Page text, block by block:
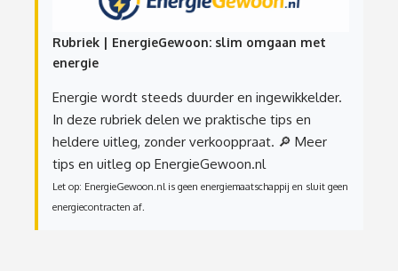
Rubriek | EnergieGewoon: slim omgaan met
energie
Energie wordt steeds duurder en ingewikkelder.
In deze rubriek delen we praktische tips en
heldere uitleg, zonder verkooppraat. 🔎 Meer
tips en uitleg op EnergieGewoon.nl
Let op: EnergieGewoon.nl is geen energiemaatschappij en sluit geen
energiecontracten af.